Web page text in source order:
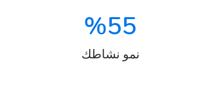
55
%
نمو نشاطك